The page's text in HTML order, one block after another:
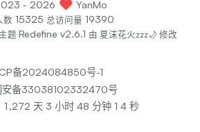
- 2026 YanMo
数 15325 总访问量 19390
题 Redefine v2.6.1 由 夏沫花火zzz🌙 修改
备2024084850号-1
安备33038102332470号
1 ,272 天 3 小时 48 分钟 1 4秒